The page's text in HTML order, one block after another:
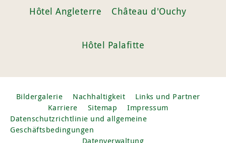
Hôtel Angleterre Château d'Ouchy
Hôtel Palafitte
Bildergalerie Nachhaltigkeit
Links und Partner
Karriere
Sitemap
Impressum
Datenschutzrichtlinie und allgemeine
Geschäftsbedingungen
Datenverwaltung